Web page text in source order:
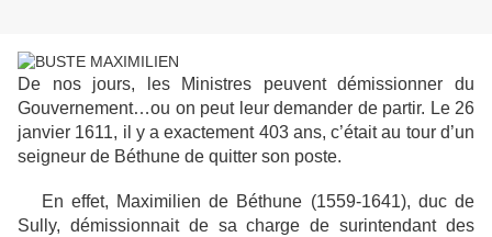
De nos jours, les Ministres peuvent démissionner du
Gouvernement…ou on peut leur demander de partir. Le 26
janvier 1611, il y a exactement 403 ans, c’était au tour d’un
seigneur de Béthune de quitter son poste.
En effet, Maximilien de Béthune (1559-1641), duc de
Sully, démissionnait de sa charge de surintendant des